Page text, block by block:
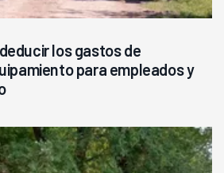
los gastos de
para empleados y